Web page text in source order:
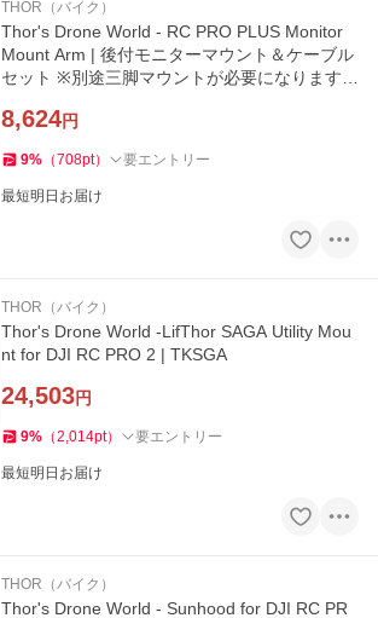
THOR（バイク）
Thor's Drone World - RC PRO PLUS Monitor
Mount Arm | 後付モニターマウント＆ケーブル
セット ※別途三脚マウントが必要になります。
8,624円
9% （708pt） 要エントリー
最短明日お届け
THOR（バイク）
Thor's Drone World -LifThor SAGA Utility Mou
nt for DJI RC PRO 2 | TKSGA
24,503円
9% （2,014pt） 要エントリー
最短明日お届け
THOR（バイク）
Thor's Drone World - Sunhood for DJI RC PR